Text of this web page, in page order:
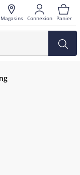
Magasins Connexion Panier